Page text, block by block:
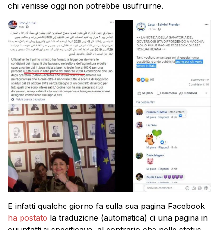
chi venisse oggi non potrebbe usufruirne.
E infatti qualche giorno fa sulla sua pagina Facebook
ha postato la traduzione (automatica) di una pagina in